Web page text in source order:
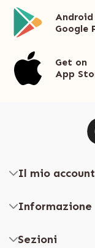
Google
Get on
App
Il mio account
Informazione
Sezioni